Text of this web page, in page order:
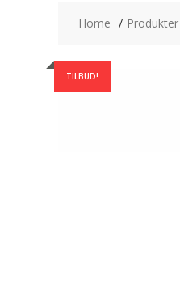
Home Produkter
TILBUD!